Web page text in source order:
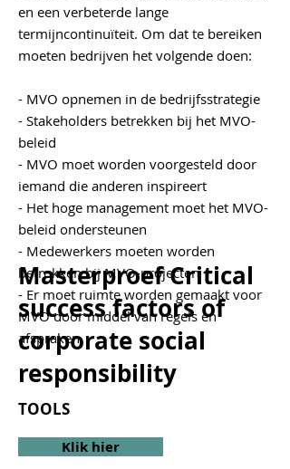
Masterproef Critical
success factors of
corporate social
responsibility
en een verbeterde lange
termijncontinuïteit. Om dat te bereiken
moeten bedrijven het volgende doen:
- MVO opnemen in de bedrijfsstrategie
- Stakeholders betrekken bij het MVO-
beleid
- MVO moet worden voorgesteld door
iemand die anderen inspireert
- Het hoge management moet het MVO-
beleid ondersteunen
- Medewerkers moeten worden
betrokken bij MVO-projecten
- Er moet ruimte worden gemaakt voor
MVO door middel van regels en
afspraken
TOOLS
Klik hier